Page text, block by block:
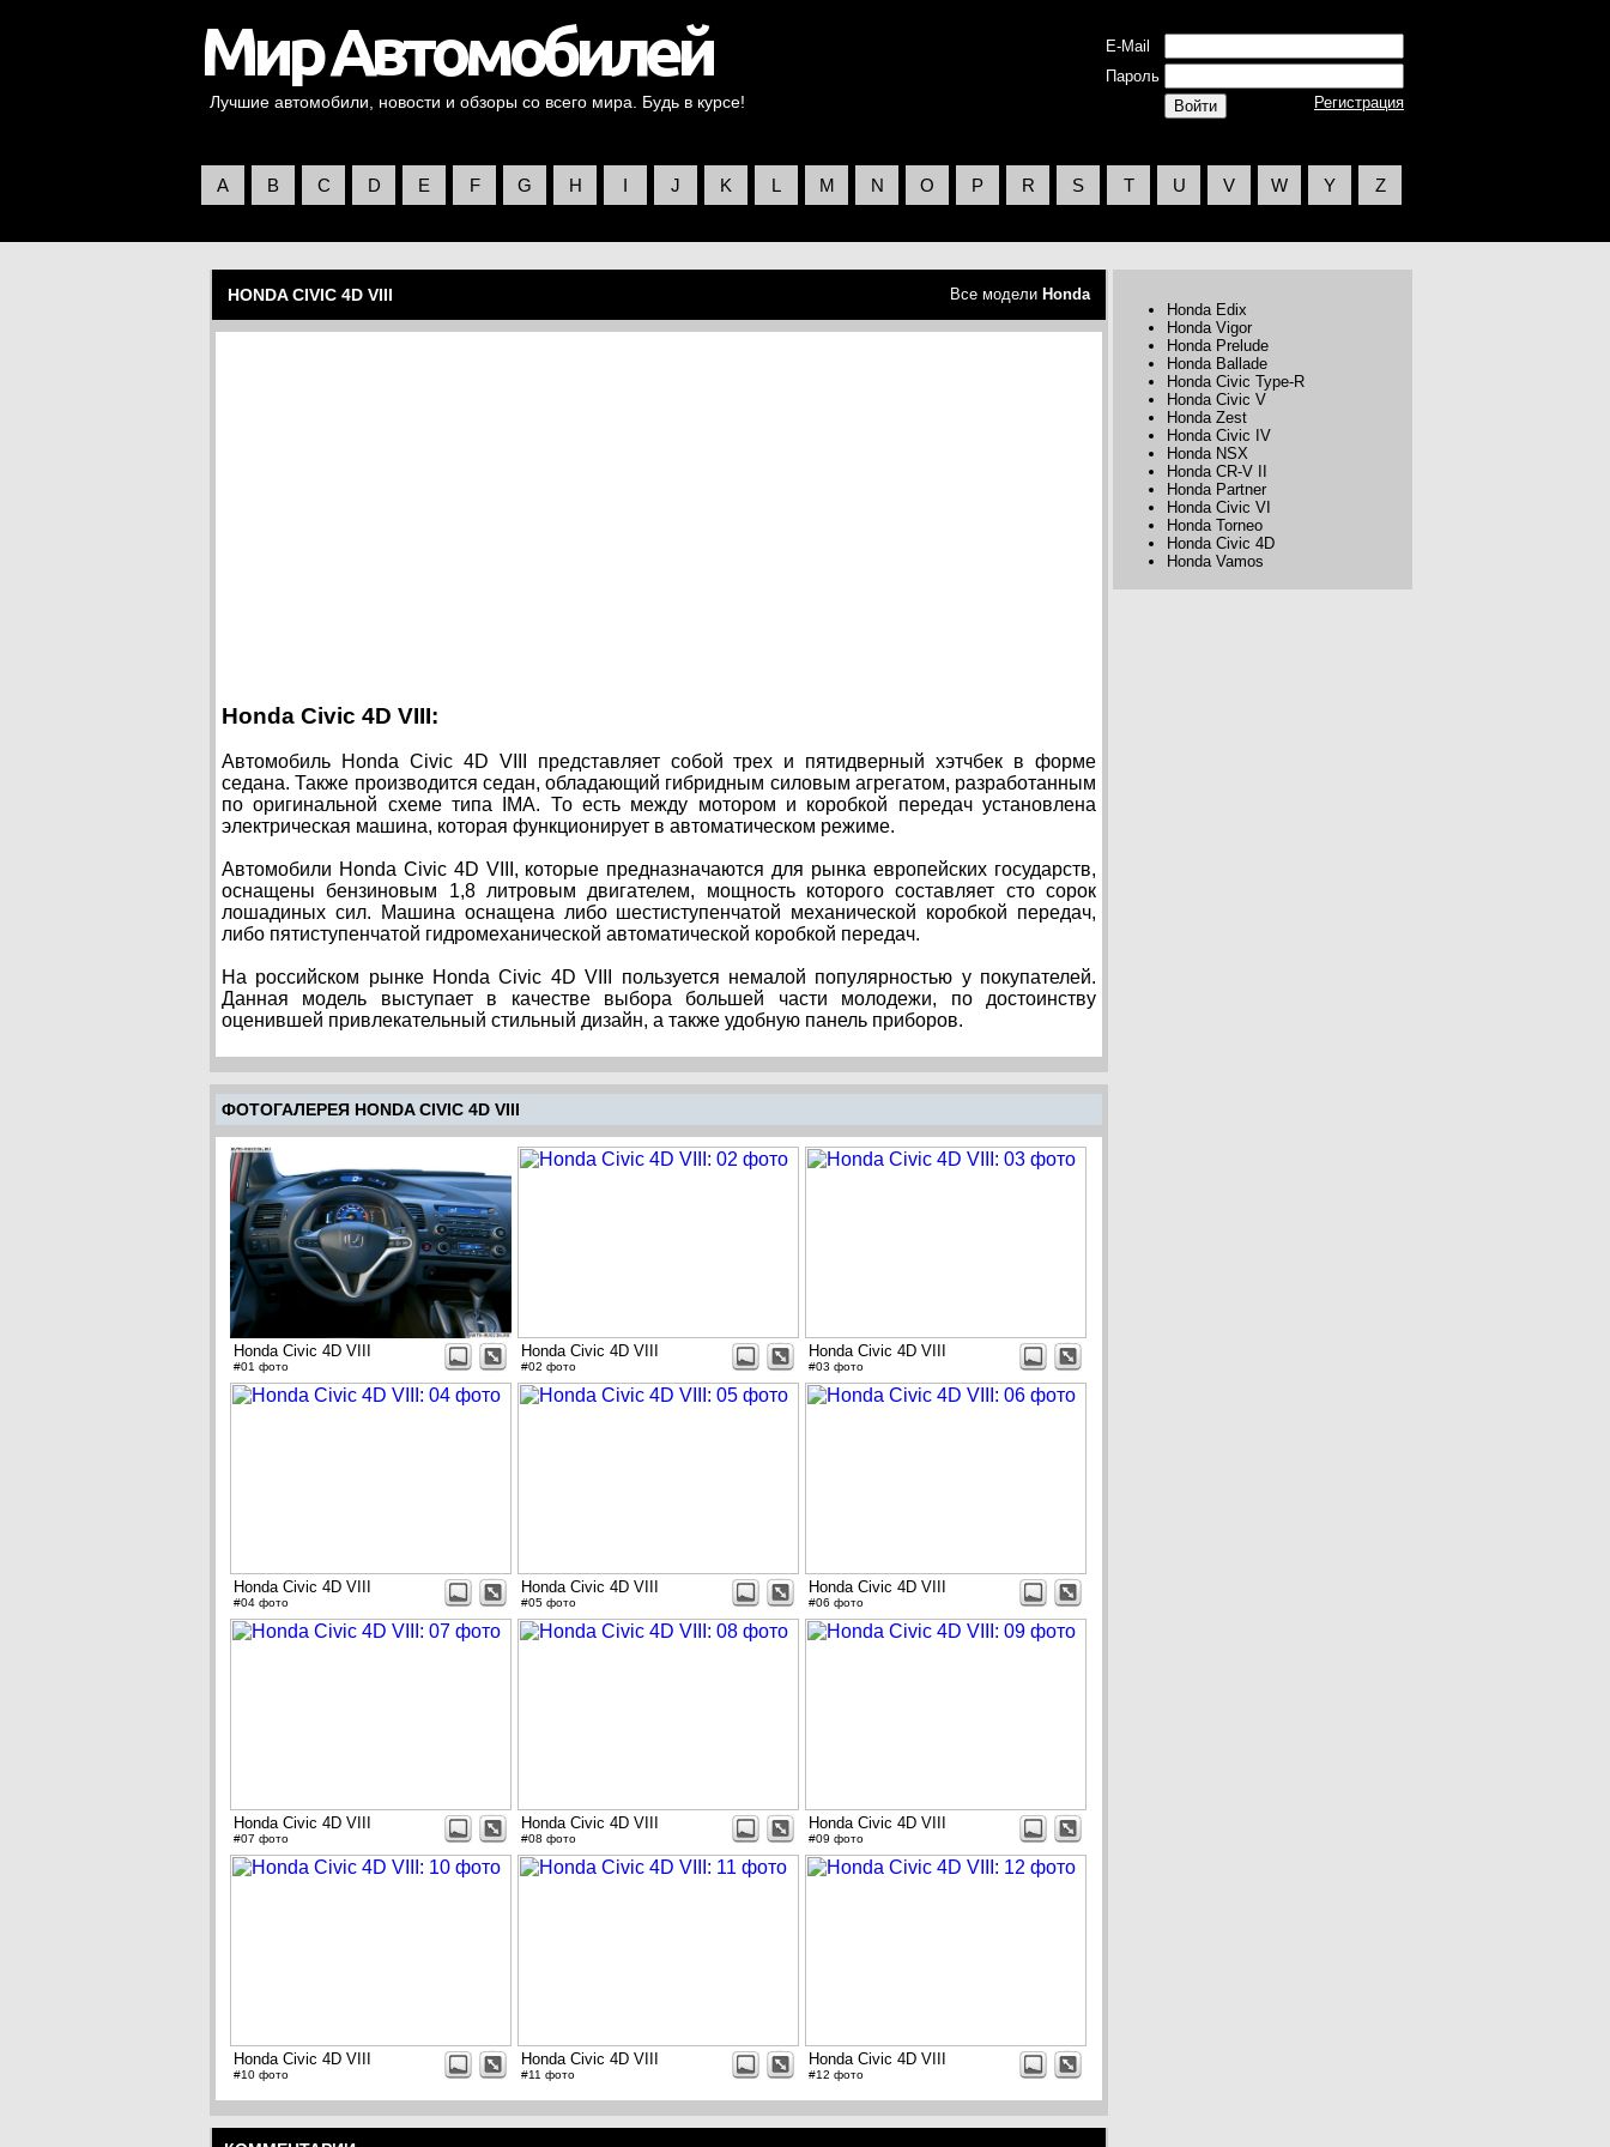
Лучшие автомобили, новости и обзоры со всего мира. Будь в курсе!
E-Mail
Пароль
Регистрация
A B C D E F G H I J K L M N O P R S T U V W Y Z
HONDA CIVIC 4D VIII Все модели Honda
Honda Civic 4D VIII:
Автомобиль Honda Civic 4D VIII представляет собой трех и пятидверный хэтчбек в форме
седана. Также производится седан, обладающий гибридным силовым агрегатом, разработанным
по оригинальной схеме типа IMA. То есть между мотором и коробкой передач установлена
электрическая машина, которая функционирует в автоматическом режиме.
Автомобили Honda Civic 4D VIII, которые предназначаются для рынка европейских государств,
оснащены бензиновым 1,8 литровым двигателем, мощность которого составляет сто сорок
лошадиных сил. Машина оснащена либо шестиступенчатой механической коробкой передач,
либо пятиступенчатой гидромеханической автоматической коробкой передач.
На российском рынке Honda Civic 4D VIII пользуется немалой популярностью у покупателей.
Данная модель выступает в качестве выбора большей части молодежи, по достоинству
оценившей привлекательный стильный дизайн, а также удобную панель приборов.
ФОТОГАЛЕРЕЯ HONDA CIVIC 4D VIII
Honda Civic 4D VIII
#01 фото
Honda Civic 4D VIII
#02 фото
Honda Civic 4D VIII
#03 фото
Honda Civic 4D VIII
#04 фото
Honda Civic 4D VIII
#05 фото
Honda Civic 4D VIII
#06 фото
Honda Civic 4D VIII
#07 фото
Honda Civic 4D VIII
#08 фото
Honda Civic 4D VIII
#09 фото
Honda Civic 4D VIII
#10 фото
Honda Civic 4D VIII
#11 фото
Honda Civic 4D VIII
#12 фото
Honda Edix
Honda Vigor
Honda Prelude
Honda Ballade
Honda Civic Type-R
Honda Civic V
Honda Zest
Honda Civic IV
Honda NSX
Honda CR-V II
Honda Partner
Honda Civic VI
Honda Torneo
Honda Civic 4D
Honda Vamos